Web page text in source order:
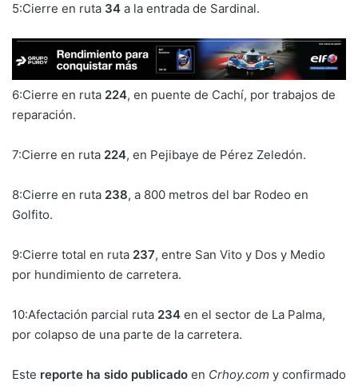
5:Cierre en ruta 34 a la entrada de Sardinal.
6:Cierre en ruta 224, en puente de Cachí, por trabajos de
reparación.
7:Cierre en ruta 224, en Pejibaye de Pérez Zeledón.
8:Cierre en ruta 238, a 800 metros del bar Rodeo en
Golfito.
9:Cierre total en ruta 237, entre San Vito y Dos y Medio
por hundimiento de carretera.
10:Afectación parcial ruta 234 en el sector de La Palma,
por colapso de una parte de la carretera.
Este reporte ha sido publicado en Crhoy.com y confirmado